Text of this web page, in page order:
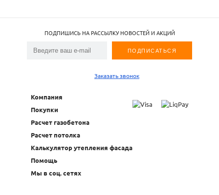
ПОДПИШИСЬ НА РАССЫЛКУ НОВОСТЕЙ И АКЦИЙ
Заказать звонок
Компания
Покупки
Расчет газобетона
Расчет потолка
Калькулятор утепления фасада
Помощь
Мы в соц. сетях